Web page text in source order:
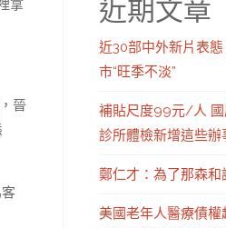
拿
晉
近期文章
近30部中外新片表
市“旺季不淡”
補貼尺度99元/人 國
診所體檢新增這些辦
鄭仁才：為了那森
美國老年人醫療債